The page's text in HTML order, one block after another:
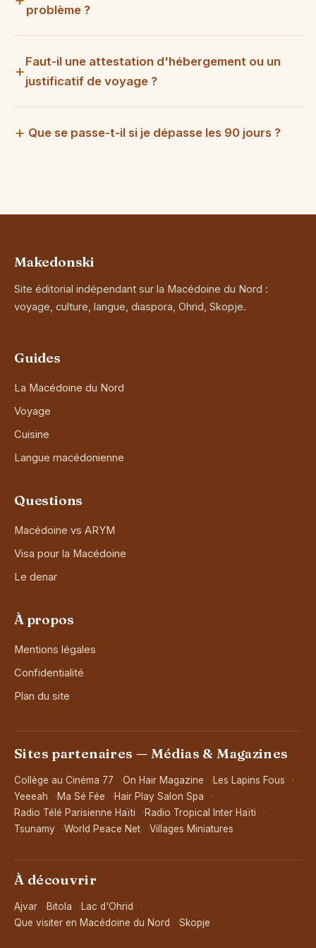
problème ?
Faut-il une attestation d'hébergement ou un
justificatif de voyage ?
Que se passe-t-il si je dépasse les 90 jours ?
Makedonski
Site éditorial indépendant sur la Macédoine du Nord :
voyage, culture, langue, diaspora, Ohrid, Skopje.
Guides
La Macédoine du Nord
Voyage
Cuisine
Langue macédonienne
Questions
Macédoine vs ARYM
Visa pour la Macédoine
Le denar
À propos
Mentions légales
Confidentialité
Plan du site
Sites partenaires — Médias & Magazines
Collège au Cinéma 77 On Hair Magazine
Les Lapins Fous
Yeeeah
Ma Sé Fée
Hair Play Salon Spa
Radio Télé Parisienne Haïti
Radio Tropical Inter Haïti
Tsunamy
World Peace Net Villages Miniatures
À découvrir
Ajvar Bitola
Lac d'Ohrid
Que visiter en Macédoine du Nord
Skopje